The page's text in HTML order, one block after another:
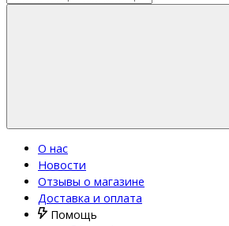
О нас
Новости
Отзывы о магазине
Доставка и оплата
Помощь